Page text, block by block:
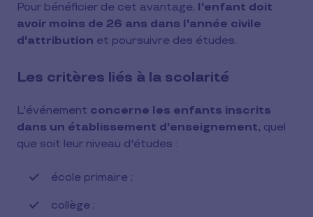
Pour bénéficier de cet avantage, l'enfant doit
avoir moins de 26 ans dans l'année civile
d'attribution et poursuivre des études.
Les critères liés à la scolarité
L'événement concerne les enfants inscrits
dans un établissement d'enseignement, quel
que soit leur niveau d'études :
école primaire ;
collège ;